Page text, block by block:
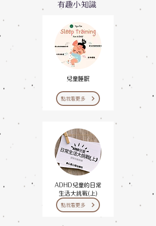
有趣小知識
兒童睡眠
點我看更多
ADHD兒童的日常
生活大挑戰(上)
點我看更多